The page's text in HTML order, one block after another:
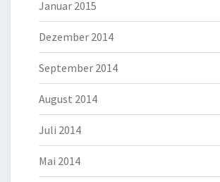
Januar 2015
Dezember 2014
September 2014
August 2014
Juli 2014
Mai 2014